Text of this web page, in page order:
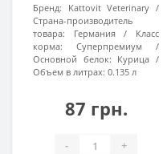
Бренд:
Kattovit Veterinary
Страна-производитель
товара:
Германия
Класс
корма:
Суперпремиум
Основной белок: Курица
Объем в литрах: 0.135 л
87 грн.
- +